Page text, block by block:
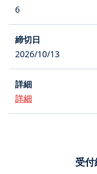
6
2026/10/13
詳細
受